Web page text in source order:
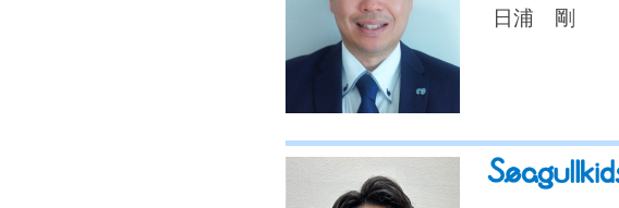
日浦 剛